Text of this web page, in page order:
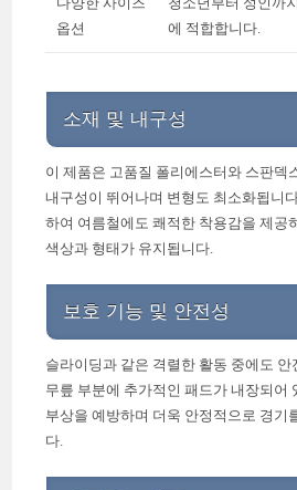
옵션
에 적합합니다.
소재 및 내구성
이 제품은 고품질 폴리에스터와 스판덱
내구성이 뛰어나며 변형도 최소화됩니
하여 여름철에도 쾌적한 착용감을 제공
색상과 형태가 유지됩니다.
보호 기능 및 안전성
슬라이딩과 같은 격렬한 활동 중에도
무릎 부분에 추가적인 패드가 내장되어
부상을 예방하며 더욱 안정적으로 경기
다.